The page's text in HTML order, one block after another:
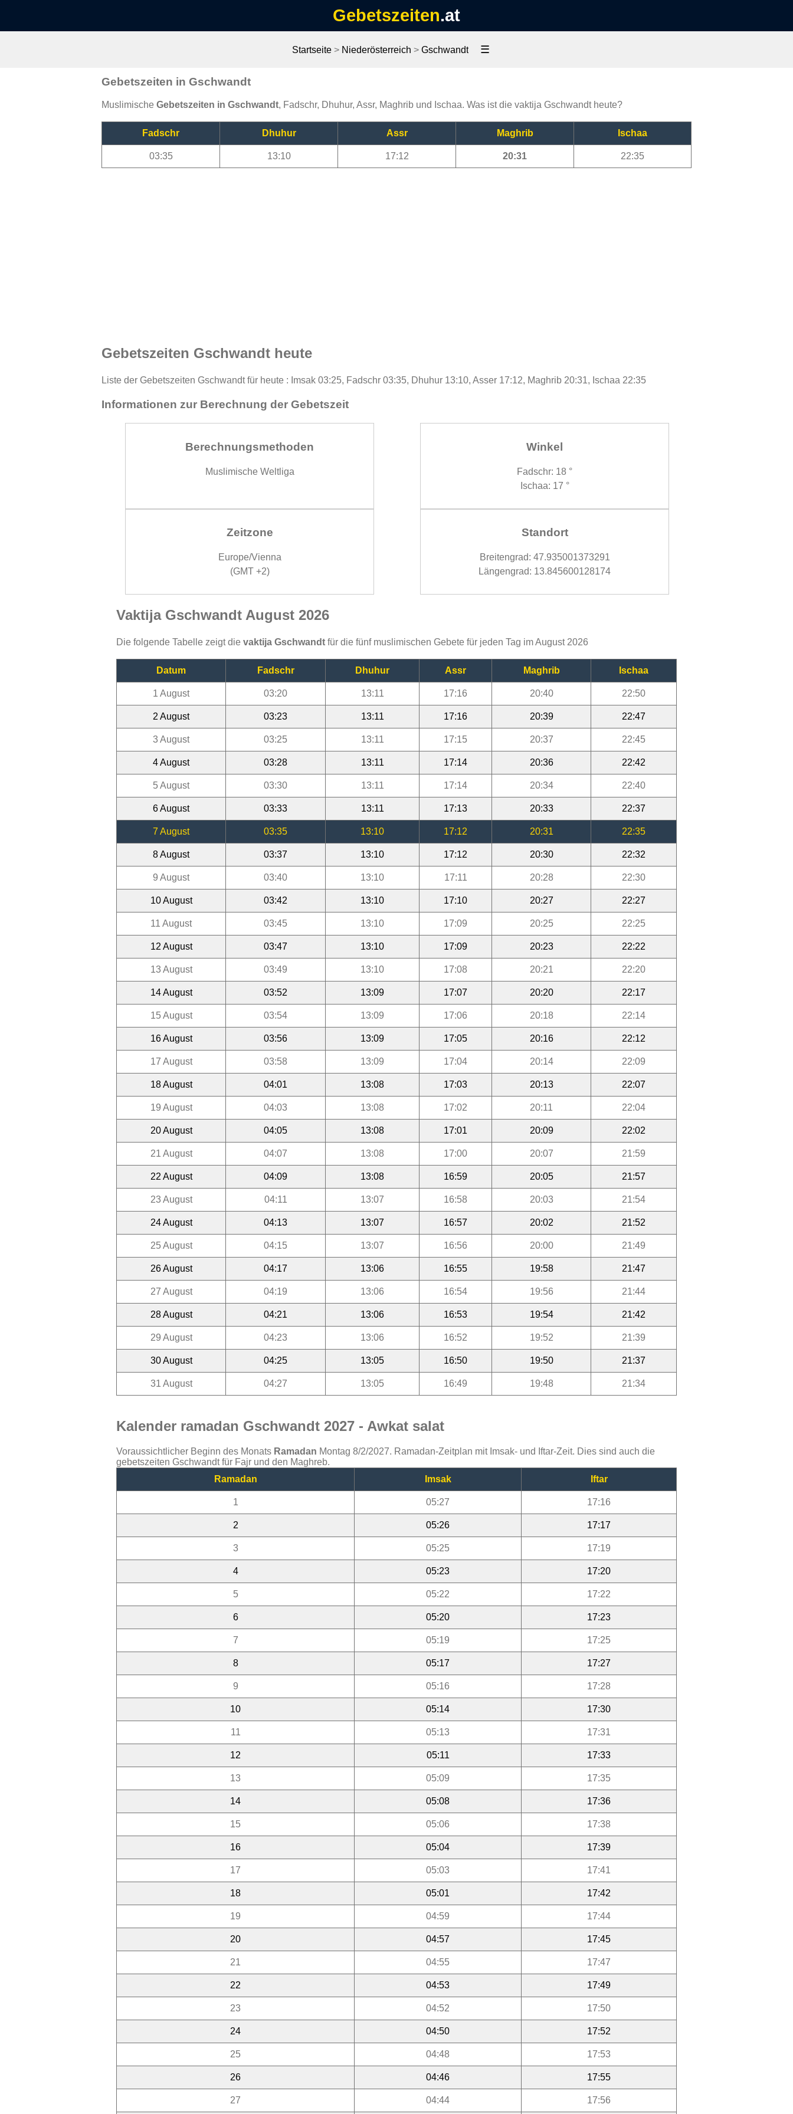
Gebetszeiten.at
Startseite> Niederösterreich > Gschwandt ☰
Gebetszeiten in Gschwandt
Muslimische Gebetszeiten in Gschwandt, Fadschr, Dhuhur, Assr, Maghrib und Ischaa. Was ist die vaktija Gschwandt heute?
Fadschr Dhuhur Assr Maghrib Ischaa
03:35 13:10 17:12 20:31 22:35
Gebetszeiten Gschwandt heute
Liste der Gebetszeiten Gschwandt für heute : Imsak 03:25, Fadschr 03:35, Dhuhur 13:10, Asser 17:12, Maghrib 20:31, Ischaa 22:35
Informationen zur Berechnung der Gebetszeit
Berechnungsmethoden
Muslimische Weltliga
Winkel
Fadschr: 18 °
Ischaa: 17 °
Zeitzone
Europe/Vienna
(GMT +2)
Standort
Breitengrad: 47.935001373291
Längengrad: 13.845600128174
Vaktija Gschwandt August 2026
Die folgende Tabelle zeigt die vaktija Gschwandt für die fünf muslimischen Gebete für jeden Tag im August 2026
Datum Fadschr Dhuhur Assr Maghrib Ischaa
1 August 03:20 13:11 17:16 20:40 22:50
2 August 03:23 13:11 17:16 20:39 22:47
3 August 03:25 13:11 17:15 20:37 22:45
4 August 03:28 13:11 17:14 20:36 22:42
5 August 03:30 13:11 17:14 20:34 22:40
6 August 03:33 13:11 17:13 20:33 22:37
7 August 03:35 13:10 17:12 20:31 22:35
8 August 03:37 13:10 17:12 20:30 22:32
9 August 03:40 13:10 17:11 20:28 22:30
10 August 03:42 13:10 17:10 20:27 22:27
11 August 03:45 13:10 17:09 20:25 22:25
12 August 03:47 13:10 17:09 20:23 22:22
13 August 03:49 13:10 17:08 20:21 22:20
14 August 03:52 13:09 17:07 20:20 22:17
15 August 03:54 13:09 17:06 20:18 22:14
16 August 03:56 13:09 17:05 20:16 22:12
17 August 03:58 13:09 17:04 20:14 22:09
18 August 04:01 13:08 17:03 20:13 22:07
19 August 04:03 13:08 17:02 20:11 22:04
20 August 04:05 13:08 17:01 20:09 22:02
21 August 04:07 13:08 17:00 20:07 21:59
22 August 04:09 13:08 16:59 20:05 21:57
23 August 04:11 13:07 16:58 20:03 21:54
24 August 04:13 13:07 16:57 20:02 21:52
25 August 04:15 13:07 16:56 20:00 21:49
26 August 04:17 13:06 16:55 19:58 21:47
27 August 04:19 13:06 16:54 19:56 21:44
28 August 04:21 13:06 16:53 19:54 21:42
29 August 04:23 13:06 16:52 19:52 21:39
30 August 04:25 13:05 16:50 19:50 21:37
31 August 04:27 13:05 16:49 19:48 21:34
Kalender ramadan Gschwandt 2027 - Awkat salat
Voraussichtlicher Beginn des Monats Ramadan Montag 8/2/2027. Ramadan-Zeitplan mit Imsak- und Iftar-Zeit. Dies sind auch die
gebetszeiten Gschwandt für Fajr und den Maghreb.
Ramadan
Imsak Iftar
1 05:27 17:16
2 05:26 17:17
3 05:25 17:19
4 05:23 17:20
5 05:22 17:22
6 05:20 17:23
7 05:19 17:25
8 05:17 17:27
9 05:16 17:28
10 05:14 17:30
11 05:13 17:31
12 05:11 17:33
13 05:09 17:35
14 05:08 17:36
15 05:06 17:38
16 05:04 17:39
17 05:03 17:41
18 05:01 17:42
19 04:59 17:44
20 04:57 17:45
21 04:55 17:47
22 04:53 17:49
23 04:52 17:50
24 04:50 17:52
25 04:48 17:53
26 04:46 17:55
27 04:44 17:56